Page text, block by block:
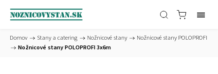
Domov / Stany a catering / Nožnicové stany /
Nožnicové stany POLOPROFI
/
Nožnicové stany POLOPROFI 3x6m